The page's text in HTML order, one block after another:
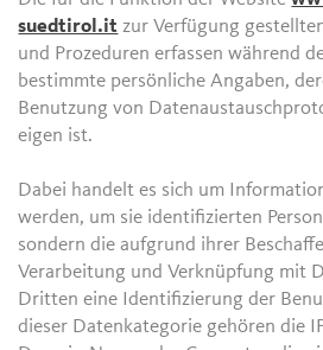
suedtirol.it zur Verfügung
und Prozeduren erfassen während
bestimmte persönliche Angaben,
Benutzung von
eigen ist.
Dabei handelt es sich um
werden, um sie identifizierten
sondern die aufgrund ihrer
Verarbeitung und Verknüpfung mit
Dritten eine Identifizierung der
dieser Datenkategorie gehören die